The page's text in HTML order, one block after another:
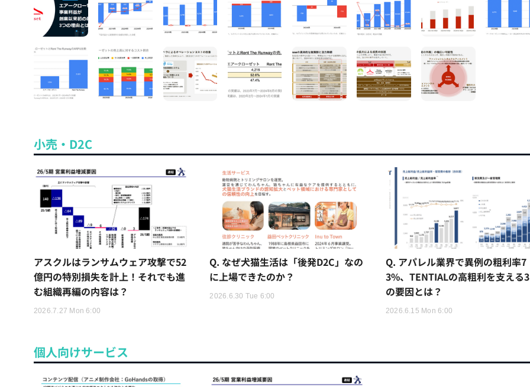
小売・D2C
アスクルはランサムウェア攻撃で52
億円の特別損失を計上！それでも進
む組織再編の内容は？
2026.7.27 Mon 6:00
Q. なぜ犬猫生活は「後発D2C」なの
に上場できたのか？
2026.6.30 Tue 6:00
Q. アパレル業界で異例の粗利率7
3%、TENTIALの高粗利を支える
の要因とは？
2026.6.15 Mon 6:00
個人向けサービス